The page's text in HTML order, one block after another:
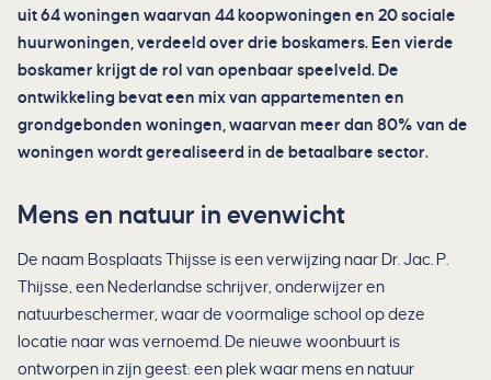
uit 64 woningen waarvan 44 koopwoningen en 20 sociale
huurwoningen, verdeeld over drie boskamers. Een vierde
boskamer krijgt de rol van openbaar speelveld. De
ontwikkeling bevat een mix van appartementen en
grondgebonden woningen, waarvan meer dan 80% van de
woningen wordt gerealiseerd in de betaalbare sector.
Mens en natuur in evenwicht
De naam Bosplaats Thijsse is een verwijzing naar Dr. Jac. P.
Thijsse, een Nederlandse schrijver, onderwijzer en
natuurbeschermer, waar de voormalige school op deze
locatie naar was vernoemd. De nieuwe woonbuurt is
ontworpen in zijn geest: een plek waar mens en natuur